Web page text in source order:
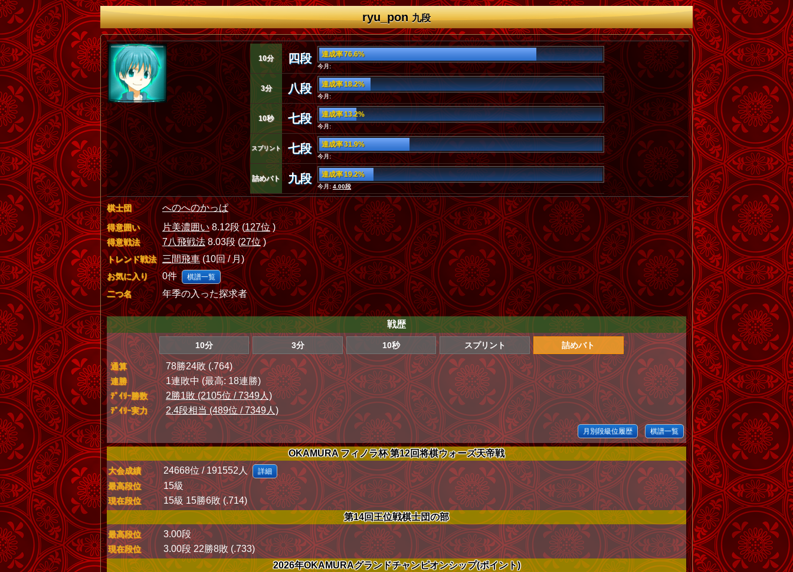
ryu_pon九段
10分 四段 達成率 76.6%
今月:
3分 八段 達成率 18.2%
今月:
10秒 七段 達成率 13.2%
今月:
スプリント 七段 達成率 31.9%
今月:
詰めバト 九段 達成率 19.2%
今月:4.00段
棋士団 へのへのかっぱ
得意囲い 片美濃囲い8.12段 (127位)
得意戦法 7八飛戦法8.03段 (27位)
トレンド戦法 三間飛車(10回 / 月)
お気に入り 0件 棋譜一覧
二つ名 年季の入った探求者
戦歴
10分 3分 10秒 スプリント 詰めバト
通算 78勝24敗 (.764)
連勝 1連敗中 (最高: 18連勝)
ﾃﾞｲﾘｰ勝数 2勝1敗 (2105位 / 7349人)
ﾃﾞｲﾘｰ実力 2.4段相当 (489位 / 7349人)
月別段級位履歴 棋譜一覧
OKAMURA フィノラ杯 第12回将棋ウォーズ天帝戦
大会成績 24668位 / 191552人 詳細
最高段位 15級
現在段位
15級 15勝6敗 (.714)
第14回王位戦棋士団の部
最高段位 3.00段
現在段位
3.00段 22勝8敗 (.733)
2026年OKAMURAグランドチャンピオンシップ(ポイント)